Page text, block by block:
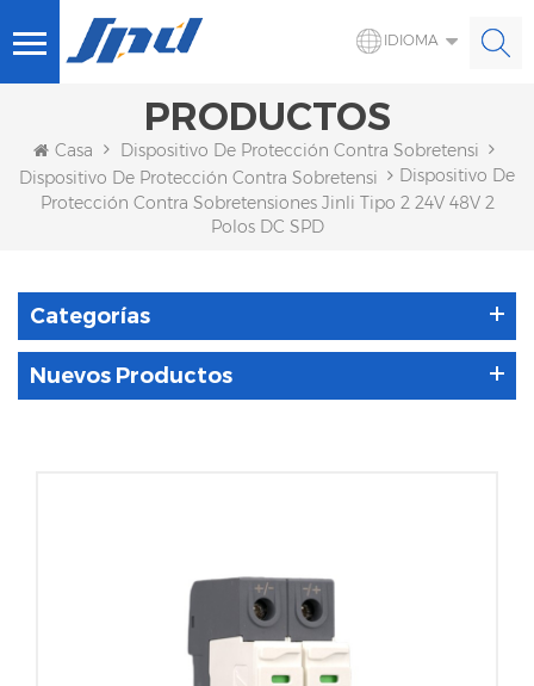
IDIOMA
PRODUCTOS
Casa
Dispositivo De Protección Contra Sobretensiones
Dispositivo De Protección Contra Sobretensiones De CC
Dispositivo De
Protección Contra Sobretensiones Jinli Tipo 2 24V 48V 2
Polos DC SPD
Categorías
Nuevos Productos